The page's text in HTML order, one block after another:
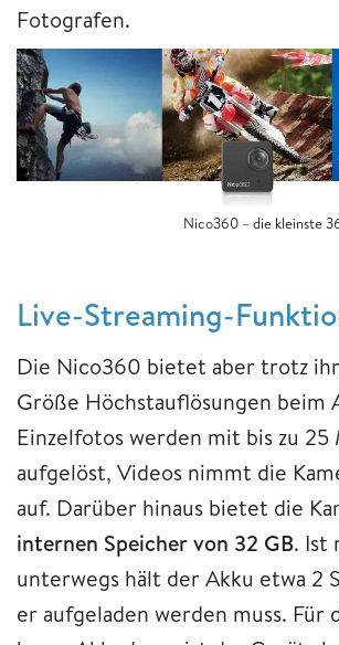
Fotografen.
Nico360 – die kleinste
Live-Streaming-
Die Nico360 bietet aber trotz
Größe Höchstauflösungen beim
Einzelfotos werden mit bis zu 25
aufgelöst, Videos nimmt die
auf. Darüber hinaus bietet die
internen Speicher von 32 GB. Ist
unterwegs hält der Akku etwa 2
er aufgeladen werden muss. Für